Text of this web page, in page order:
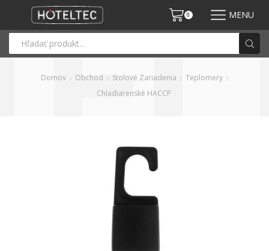
0 MENU
Domov Obchod Stolové Zariadenia
Teplomery
Chladiarenské HACCP